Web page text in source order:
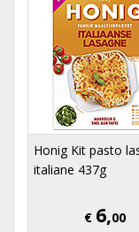
Honig Kit pasto
italiane 437g
€ 6,00